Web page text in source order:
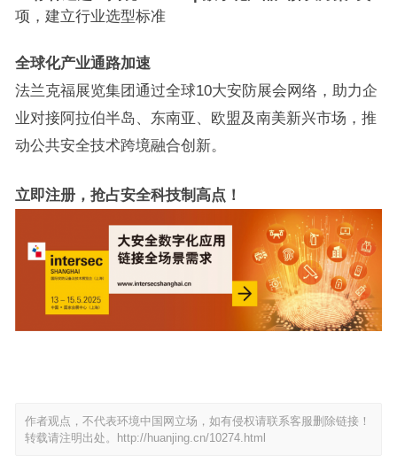
项，建立行业选型标准
全球化产业通路加速
法兰克福展览集团通过全球10大安防展会网络，助力企
业对接阿拉伯半岛、东南亚、欧盟及南美新兴市场，推
动公共安全技术跨境融合创新。
立即注册，抢占安全科技制高点 ！
作者观点，不代表环境中国网立场，如有侵权请联系客服删除链接！
转载请注明出处。 http://huanjing.cn/10274.html